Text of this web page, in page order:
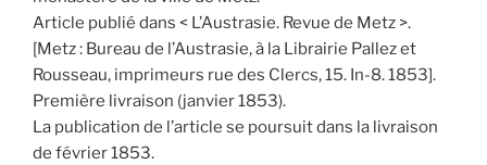
Article publié dans < L’Austrasie. Revue de Metz >.
[Metz : Bureau de l’Austrasie, à la Librairie Pallez et
Rousseau, imprimeurs rue des Clercs, 15. In-8. 1853].
Première livraison (janvier 1853).
La publication de l’article se poursuit dans la livraison
de février 1853.